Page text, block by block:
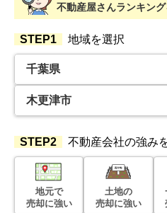
状態: 更地
400万円
千葉県木更津市清見台南四丁
1,500万円
千葉県木更津市真舟三丁目
不動産屋さんランキン
STEP1 地域を選択
STEP2 不動産会社の強み
地元で
売却に強い
土地の
売却に強い